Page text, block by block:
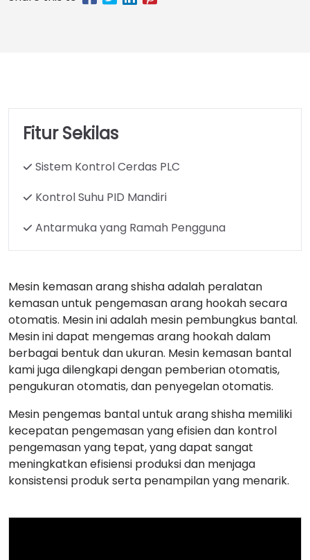
Fitur Sekilas
Sistem Kontrol Cerdas PLC
Kontrol Suhu PID Mandiri
Antarmuka yang Ramah Pengguna
Mesin kemasan arang shisha adalah peralatan
kemasan untuk pengemasan arang hookah secara
otomatis. Mesin ini adalah mesin pembungkus bantal.
Mesin ini dapat mengemas arang hookah dalam
berbagai bentuk dan ukuran. Mesin kemasan bantal
kami juga dilengkapi dengan pemberian otomatis,
pengukuran otomatis, dan penyegelan otomatis.
Mesin pengemas bantal untuk arang shisha memiliki
kecepatan pengemasan yang efisien dan kontrol
pengemasan yang tepat, yang dapat sangat
meningkatkan efisiensi produksi dan menjaga
konsistensi produk serta penampilan yang menarik.